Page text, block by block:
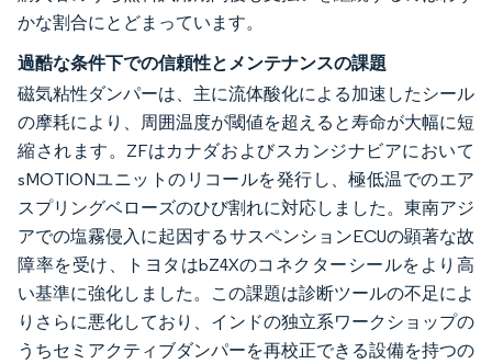
かな割合にとどまっています。
過酷な条件下での信頼性とメンテナンスの課題
磁気粘性ダンパーは、主に流体酸化による加速したシール
の摩耗により、周囲温度が閾値を超えると寿命が大幅に短
縮されます。ZFはカナダおよびスカンジナビアにおいて
sMOTIONユニットのリコールを発行し、極低温でのエア
スプリングベローズのひび割れに対応しました。東南アジ
アでの塩霧侵入に起因するサスペンションECUの顕著な故
障率を受け、トヨタはbZ4Xのコネクターシールをより高
い基準に強化しました。この課題は診断ツールの不足によ
りさらに悪化しており、インドの独立系ワークショップの
うちセミアクティブダンパーを再校正できる設備を持つの